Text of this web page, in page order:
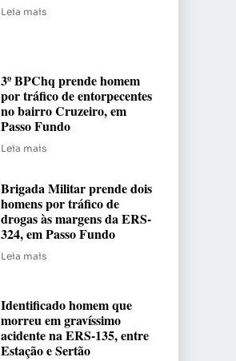
Leia mais
3º BPChq prende homem
por tráfico de entorpecentes
no bairro Cruzeiro, em
Passo Fundo
Leia mais
Brigada Militar prende dois
homens por tráfico de
drogas às margens da ERS-
324, em Passo Fundo
Leia mais
Identificado homem que
morreu em gravíssimo
acidente na ERS-135, entre
Estação e Sertão